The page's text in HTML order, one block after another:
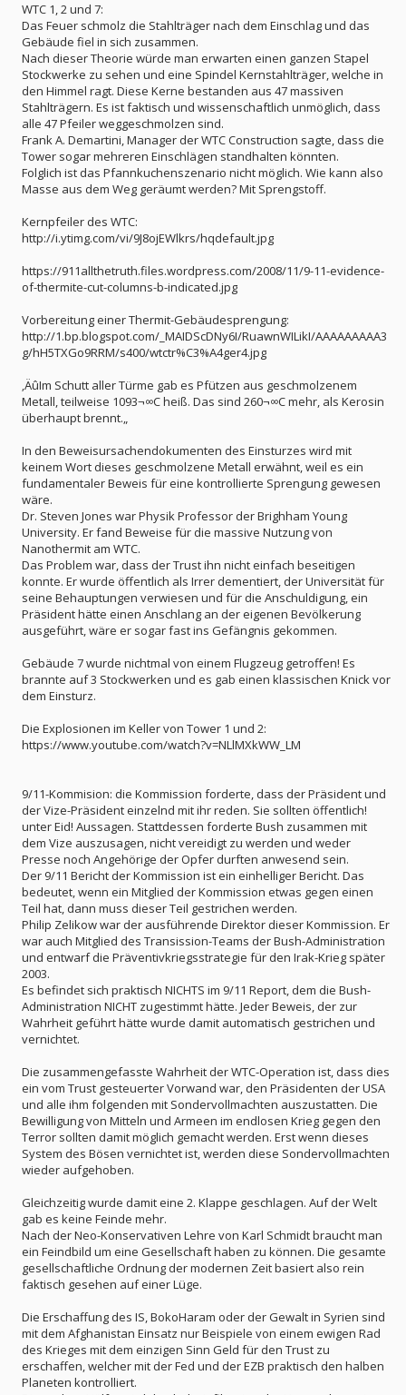
WTC 1, 2 und 7:
Das Feuer schmolz die Stahlträger nach dem Einschlag und das
Gebäude fiel in sich zusammen.
Nach dieser Theorie würde man erwarten einen ganzen Stapel
Stockwerke zu sehen und eine Spindel Kernstahlträger, welche in
den Himmel ragt. Diese Kerne bestanden aus 47 massiven
Stahlträgern. Es ist faktisch und wissenschaftlich unmöglich, dass
alle 47 Pfeiler weggeschmolzen sind.
Frank A. Demartini, Manager der WTC Construction sagte, dass die
Tower sogar mehreren Einschlägen standhalten könnten.
Folglich ist das Pfannkuchenszenario nicht möglich. Wie kann also
Masse aus dem Weg geräumt werden? Mit Sprengstoff.
Kernpfeiler des WTC:
http://i.ytimg.com/vi/9J8ojEWlkrs/hqdefault.jpg
https://911allthetruth.files.wordpress.com/2008/11/9-11-evidence-
of-thermite-cut-columns-b-indicated.jpg
Vorbereitung einer Thermit-Gebäudesprengung:
http://1.bp.blogspot.com/_MAIDScDNy6I/RuawnWILikI/AAAAAAAAA3
g/hH5TXGo9RRM/s400/wtctr%C3%A4ger4.jpg
‚ÄûIm Schutt aller Türme gab es Pfützen aus geschmolzenem
Metall, teilweise 1093¬∞C heiß. Das sind 260¬∞C mehr, als Kerosin
überhaupt brennt.„
In den Beweisursachendokumenten des Einsturzes wird mit
keinem Wort dieses geschmolzene Metall erwähnt, weil es ein
fundamentaler Beweis für eine kontrollierte Sprengung gewesen
wäre.
Dr. Steven Jones war Physik Professor der Brighham Young
University. Er fand Beweise für die massive Nutzung von
Nanothermit am WTC.
Das Problem war, dass der Trust ihn nicht einfach beseitigen
konnte. Er wurde öffentlich als Irrer dementiert, der Universität für
seine Behauptungen verwiesen und für die Anschuldigung, ein
Präsident hätte einen Anschlang an der eigenen Bevölkerung
ausgeführt, wäre er sogar fast ins Gefängnis gekommen.
Gebäude 7 wurde nichtmal von einem Flugzeug getroffen! Es
brannte auf 3 Stockwerken und es gab einen klassischen Knick vor
dem Einsturz.
Die Explosionen im Keller von Tower 1 und 2:
https://www.youtube.com/watch?v=NLlMXkWW_LM
9/11-Kommision: die Kommission forderte, dass der Präsident und
der Vize-Präsident einzelnd mit ihr reden. Sie sollten öffentlich!
unter Eid! Aussagen. Stattdessen forderte Bush zusammen mit
dem Vize auszusagen, nicht vereidigt zu werden und weder
Presse noch Angehörige der Opfer durften anwesend sein.
Der 9/11 Bericht der Kommission ist ein einhelliger Bericht. Das
bedeutet, wenn ein Mitglied der Kommission etwas gegen einen
Teil hat, dann muss dieser Teil gestrichen werden.
Philip Zelikow war der ausführende Direktor dieser Kommission. Er
war auch Mitglied des Transission-Teams der Bush-Administration
und entwarf die Präventivkriegsstrategie für den Irak-Krieg später
2003.
Es befindet sich praktisch NICHTS im 9/11 Report, dem die Bush-
Administration NICHT zugestimmt hätte. Jeder Beweis, der zur
Wahrheit geführt hätte wurde damit automatisch gestrichen und
vernichtet.
Die zusammengefasste Wahrheit der WTC-Operation ist, dass dies
ein vom Trust gesteuerter Vorwand war, den Präsidenten der USA
und alle ihm folgenden mit Sondervollmachten auszustatten. Die
Bewilligung von Mitteln und Armeen im endlosen Krieg gegen den
Terror sollten damit möglich gemacht werden. Erst wenn dieses
System des Bösen vernichtet ist, werden diese Sondervollmachten
wieder aufgehoben.
Gleichzeitig wurde damit eine 2. Klappe geschlagen. Auf der Welt
gab es keine Feinde mehr.
Nach der Neo-Konservativen Lehre von Karl Schmidt braucht man
ein Feindbild um eine Gesellschaft haben zu können. Die gesamte
gesellschaftliche Ordnung der modernen Zeit basiert also rein
faktisch gesehen auf einer Lüge.
Die Erschaffung des IS, BokoHaram oder der Gewalt in Syrien sind
mit dem Afghanistan Einsatz nur Beispiele von einem ewigen Rad
des Krieges mit dem einzigen Sinn Geld für den Trust zu
erschaffen, welcher mit der Fed und der EZB praktisch den halben
Planeten kontrolliert.